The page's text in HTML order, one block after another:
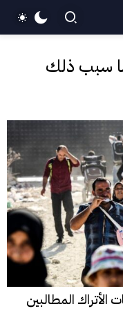
سبب ذلك
المطالبين